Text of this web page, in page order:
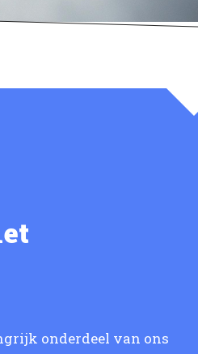
onderdeel van ons